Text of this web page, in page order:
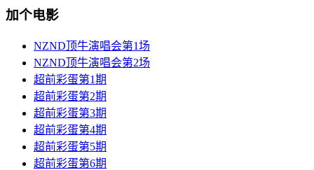
加个电影
NZND顶牛演唱会第1场
NZND顶牛演唱会第2场
超前彩蛋第1期
超前彩蛋第2期
超前彩蛋第3期
超前彩蛋第4期
超前彩蛋第5期
超前彩蛋第6期